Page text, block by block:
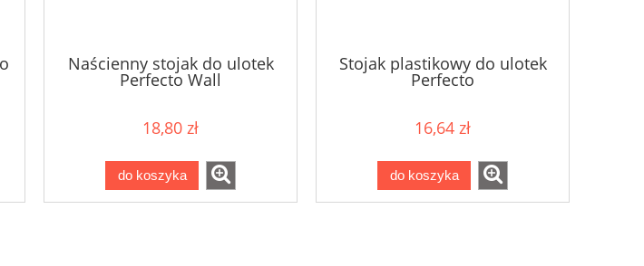
Naścienny stojak do ulotek
Perfecto Wall
18,80 zł
do koszyka
Stojak plastikowy do ulotek
Perfecto
16,64 zł
do koszyka